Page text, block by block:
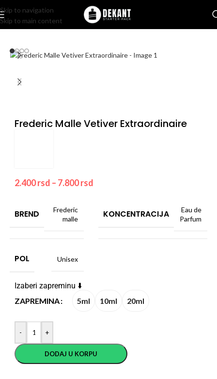
Skip to navigation
Skip to main content
Home/Pakovanje/ Komercijalno
Frederic Malle Vetiver Extraordinaire
2.400rsd – 7.800rsd
BREND
Frederic
malle
KONCENTRACIJA
Eau de
Parfum
POL Unisex
Izaberi zapreminu ⬇️
ZAPREMINA
5ml 10ml 20ml
- +
DODAJ U KORPU